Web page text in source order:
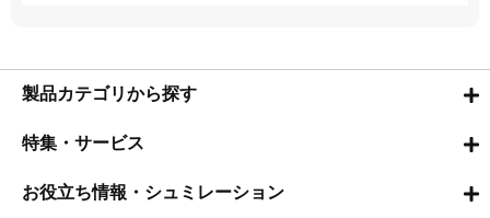
製品カテゴリから探す
特集・サービス
お役立ち情報・シュミレーション